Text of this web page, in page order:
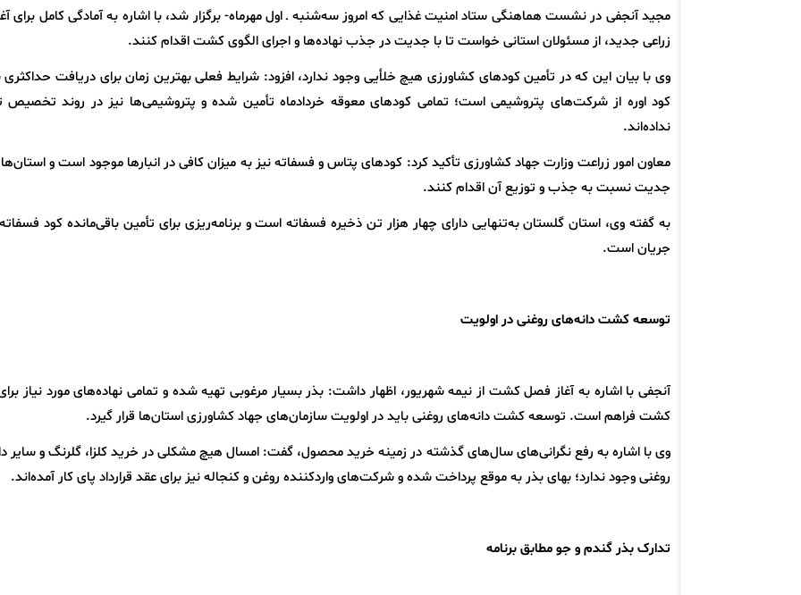
مجید آنجفی در نشست هماهنگی ستاد امنیت غذایی که امروز سه‌شنبه ـ اول مهرماه- برگزار شد، با اشاره به آمادگی کامل برای
زراعی جدید، از مسئولان استانی خواست تا با جدیت در جذب نهاده‌ها و اجرای الگوی کشت اقدام کنند.
وی با بیان این که در تأمین کودهای کشاورزی هیچ خلأیی وجود ندارد، افزود: شرایط فعلی بهترین زمان برای دریافت
کود اوره از شرکت‌های پتروشیمی است؛ تمامی کودهای معوقه خردادماه تأمین شده و پتروشیمی‌ها نیز در روند تخصیص
نداده‌اند.
معاون امور زراعت وزارت جهاد کشاورزی تأکید کرد: کودهای پتاس و فسفاته نیز به میزان کافی در انبارها موجود است و استان‌ها
جدیت نسبت به جذب و توزیع آن اقدام کنند.
به گفته وی، استان گلستان به‌تنهایی دارای چهار هزار تن ذخیره فسفاته است و برنامه‌ریزی برای تأمین باقی‌مانده کود
جریان است.
توسعه کشت دانه‌های روغنی در اولویت
آنجفی با اشاره به آغاز فصل کشت از نیمه شهریور، اظهار داشت: بذر بسیار مرغوبی تهیه شده و تمامی نهاده‌های مورد نیاز
کشت فراهم است. توسعه کشت دانه‌های روغنی باید در اولویت سازمان‌های جهاد کشاورزی استان‌ها قرار گیرد.
وی با اشاره به رفع نگرانی‌های سال‌های گذشته در زمینه خرید محصول، گفت: امسال هیچ مشکلی در خرید کلزا، گلرنگ و سایر
روغنی وجود ندارد؛ بهای بذر به موقع پرداخت شده و شرکت‌های واردکننده روغن و کنجاله نیز برای عقد قرارداد پای کار آمده‌اند.
تدارک بذر گندم و جو مطابق برنامه